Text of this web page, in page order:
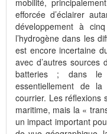
mobilité,
efforcée d’éclairer
développement à
l’hydrogène dans les
est encore incertaine
avec d’autres sources
batteries ; dans le
essentiellement de
courrier. Les réflexions
maritime, mais la «
un impact important